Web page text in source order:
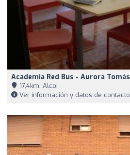
Academia Red Bus - Aurora Tomás
17,4km, Alcoi
Ver información y datos de contacto